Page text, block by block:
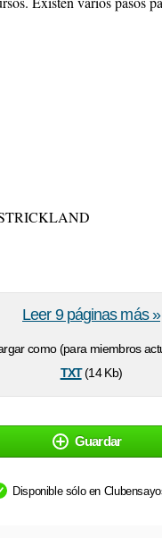
como (para miembros
txt(14 Kb)
Leer 9 páginas más »
Guardar
Disponible sólo en